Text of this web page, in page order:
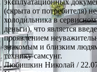
(скрыта от потребителя)
холодильника в
деньги), что является
проявлением
знакомым и близким
технику самсунг.
Любишкин Николай /